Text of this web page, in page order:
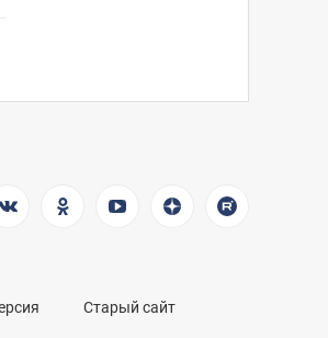
Старый сайт